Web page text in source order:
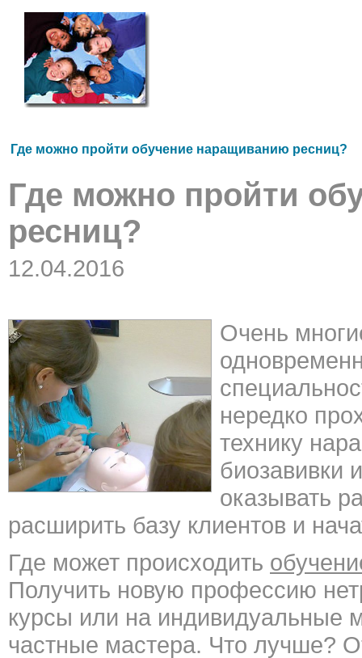
Где можно пройти обучение наращиванию ресниц?
Где можно пройти
ресниц?
12.04.2016
Очень
нередко
технику
биозавивки
оказывать
расширить базу клиентов и
Где может происходить
Получить новую профессию
курсы или на индивидуальные
частные мастера. Что лучше?